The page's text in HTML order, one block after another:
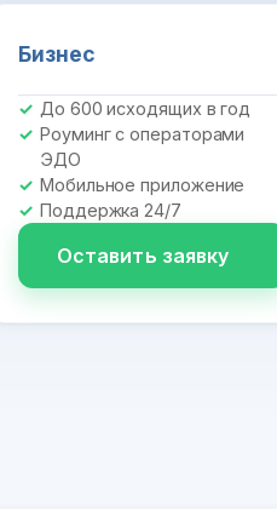
Бизнес
До 600 исходящих в год
Роуминг с операторами
ЭДО
Мобильное приложение
Поддержка 24/7
Оставить заявку